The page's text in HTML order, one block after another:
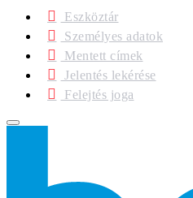
Eszköztár
Személyes adatok
Mentett címek
Jelentés lekérése
Felejtés joga